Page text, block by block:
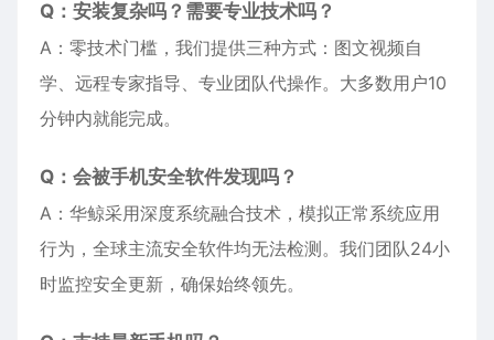
Q：安装复杂吗？需要专业技术吗？
A：零技术门槛，我们提供三种方式：图文视频自
学、远程专家指导、专业团队代操作。大多数用户10
分钟内就能完成。
Q：会被手机安全软件发现吗？
A：华鲸采用深度系统融合技术，模拟正常系统应用
行为，全球主流安全软件均无法检测。我们团队24小
时监控安全更新，确保始终领先。